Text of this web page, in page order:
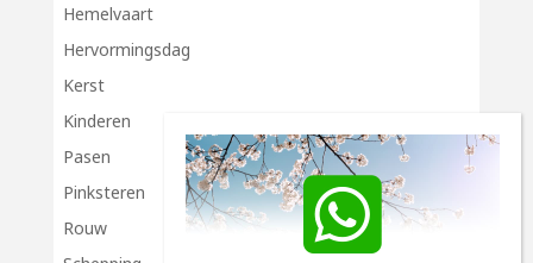
Hemelvaart
Hervormingsdag
Kerst
Kinderen
Pasen
Pinksteren
Rouw